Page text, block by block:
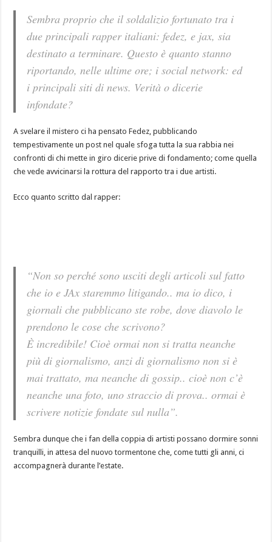
Sembra proprio che il soldalizio fortunato tra i
due principali rapper italiani: fedez, e jax, sia
destinato a terminare. Questo è quanto stanno
riportando, nelle ultime ore; i social network: ed
i principali siti di news. Verità o dicerie
infondate?
A svelare il mistero ci ha pensato Fedez, pubblicando
tempestivamente un post nel quale sfoga tutta la sua rabbia nei
confronti di chi mette in giro dicerie prive di fondamento; come quella
che vede avvicinarsi la rottura del rapporto tra i due artisti.
Ecco quanto scritto dal rapper:
“Non so perché sono usciti degli articoli sul fatto
che io e JAx staremmo litigando.. ma io dico, i
giornali che pubblicano ste robe, dove diavolo le
prendono le cose che scrivono?
È incredibile! Cioè ormai non si tratta neanche
più di giornalismo, anzi di giornalismo non si è
mai trattato, ma neanche di gossip.. cioè non c’è
neanche una foto, uno straccio di prova.. ormai è
scrivere notizie fondate sul nulla”.
Sembra dunque che i fan della coppia di artisti possano dormire sonni
tranquilli, in attesa del nuovo tormentone che, come tutti gli anni, ci
accompagnerà durante l’estate.